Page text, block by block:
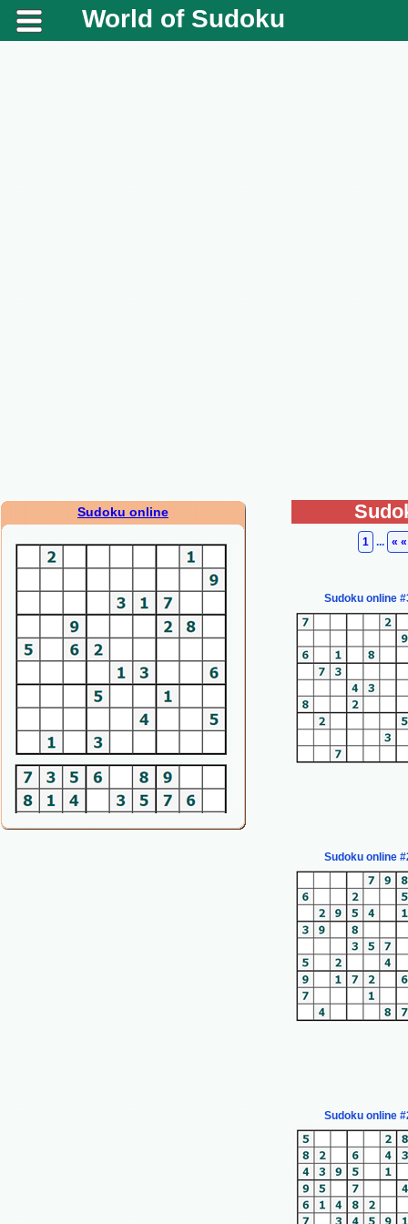
World of Sudoku
Sudoku online
1 ... « «
Sudoku online
Sudoku online
Sudoku online